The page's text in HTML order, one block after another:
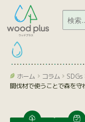
ホーム コラム SDGs
間伐材で使うことで森を